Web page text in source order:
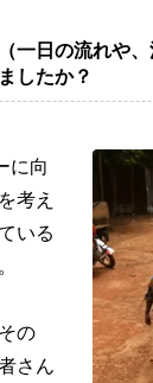
一日の流れや
したか？
に向
考え
いる
の
さん